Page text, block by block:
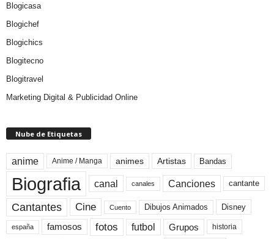
Blogicasa
Blogichef
Blogichics
Blogitecno
Blogitravel
Marketing Digital & Publicidad Online
Nube de Etiquetas
anime Anime / Manga animes Artistas Bandas
Biografia canal canales Canciones cantante
Cantantes Cine Cuento Dibujos Animados Disney
españa famosos fotos futbol Grupos historia